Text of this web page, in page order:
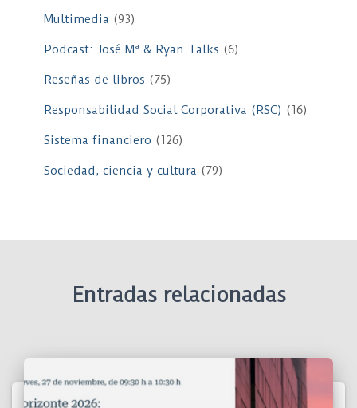
Multimedia (93)
Podcast: José Mª & Ryan Talks (6)
Reseñas de libros (75)
Responsabilidad Social Corporativa (RSC) (16)
Sistema financiero (126)
Sociedad, ciencia y cultura (79)
Entradas relacionadas